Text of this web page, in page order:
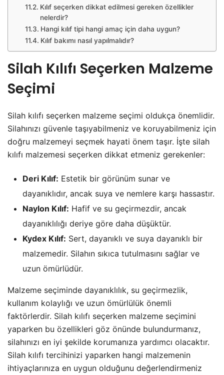
Kılıf seçerken dikkat edilmesi gereken özellikler
nelerdir?
Hangi kılıf tipi hangi amaç için daha uygun?
Kılıf bakımı nasıl yapılmalıdır?
Silah Kılıfı Seçerken Malzeme
Seçimi
Silah kılıfı seçerken malzeme seçimi oldukça önemlidir.
Silahınızı güvenle taşıyabilmeniz ve koruyabilmeniz için
doğru malzemeyi seçmek hayati önem taşır. İşte silah
kılıfı malzemesi seçerken dikkat etmeniz gerekenler:
Deri Kılıf: Estetik bir görünüm sunar ve
dayanıklıdır, ancak suya ve nemlere karşı hassastır.
Naylon Kılıf: Hafif ve su geçirmezdir, ancak
dayanıklılığı deriye göre daha düşüktür.
Kydex Kılıf: Sert, dayanıklı ve suya dayanıklı bir
malzemedir. Silahın sıkıca tutulmasını sağlar ve
uzun ömürlüdür.
Malzeme seçiminde dayanıklılık, su geçirmezlik,
kullanım kolaylığı ve uzun ömürlülük önemli
faktörlerdir. Silah kılıfı seçerken malzeme seçimini
yaparken bu özellikleri göz önünde bulundurmanız,
silahınızı en iyi şekilde korumanıza yardımcı olacaktır.
Silah kılıfı tercihinizi yaparken hangi malzemenin
ihtiyaçlarınıza en uygun olduğunu değerlendirmeniz